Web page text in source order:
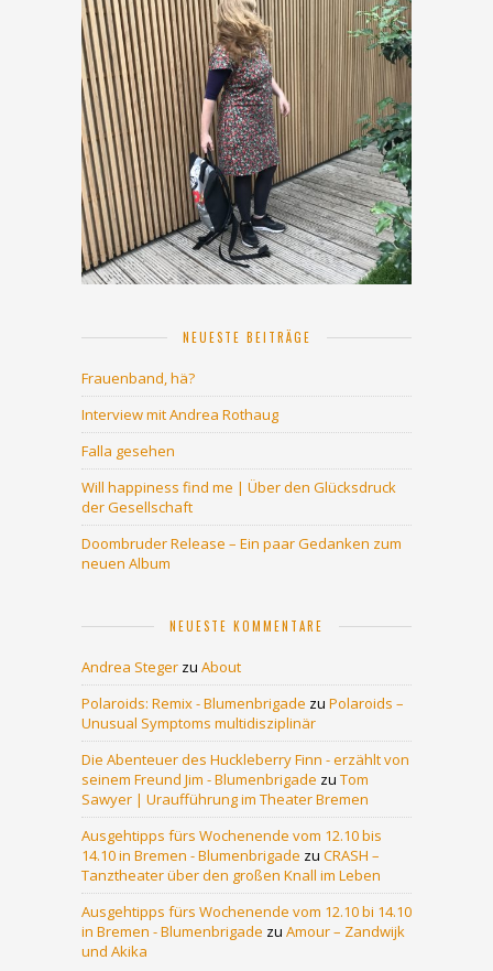
NEUESTE BEITRÄGE
Frauenband, hä?
Interview mit Andrea Rothaug
Falla gesehen
Will happiness find me | Über den Glücksdruck
der Gesellschaft
Doombruder Release – Ein paar Gedanken zum
neuen Album
NEUESTE KOMMENTARE
Andrea Steger zu About
Polaroids: Remix - Blumenbrigade zu Polaroids –
Unusual Symptoms multidisziplinär
Die Abenteuer des Huckleberry Finn - erzählt von
seinem Freund Jim - Blumenbrigade zu Tom
Sawyer | Uraufführung im Theater Bremen
Ausgehtipps fürs Wochenende vom 12.10 bis
14.10 in Bremen - Blumenbrigade zu CRASH –
Tanztheater über den großen Knall im Leben
Ausgehtipps fürs Wochenende vom 12.10 bi 14.10
in Bremen - Blumenbrigade zu Amour – Zandwijk
und Akika